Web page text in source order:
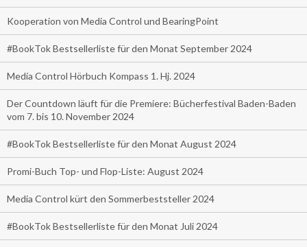
Kooperation von Media Control und BearingPoint
#BookTok Bestsellerliste für den Monat September 2024
Media Control Hörbuch Kompass 1. Hj. 2024
Der Countdown läuft für die Premiere: Bücherfestival Baden-Baden
vom 7. bis 10. November 2024
#BookTok Bestsellerliste für den Monat August 2024
Promi-Buch Top- und Flop-Liste: August 2024
Media Control kürt den Sommerbeststeller 2024
#BookTok Bestsellerliste für den Monat Juli 2024